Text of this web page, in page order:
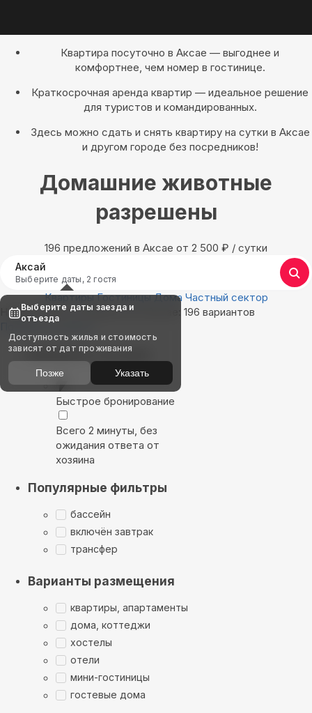
Квартира посуточно в Аксае — выгоднее и
комфортнее, чем номер в гостинице.
Краткосрочная аренда квартир — идеальное решение
для туристов и командированных.
Здесь можно сдать и снять квартиру на сутки в Аксае
и другом городе без посредников!
Домашние животные
разрешены
196 предложений в Аксае oт 2 500 ₽ / сутки
Аксай
Выберите даты, 2 гостя
Квартиры Гостиницы Дома Частный сектор
Найдём, где остановиться в Аксае: 196 вариантов
Показать на карте
Выбирайте лучшее
Быстрое бронирование
Всего 2 минуты, без
ожидания ответа от
хозяина
Популярные фильтры
бассейн
включён завтрак
трансфер
Варианты размещения
квартиры, апартаменты
дома, коттеджи
хостелы
отели
мини-гостиницы
гостевые дома
Выберите даты заезда и
отъезда
Доступность жилья и стоимость
зависят от дат проживания
Позже Указать